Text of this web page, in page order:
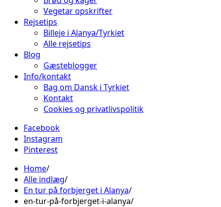
Vegetar opskrifter
Rejsetips
Billeje i Alanya/Tyrkiet
Alle rejsetips
Blog
Gæsteblogger
Info/kontakt
Bag om Dansk i Tyrkiet
Kontakt
Cookies og privatlivspolitik
Facebook
Instagram
Pinterest
Home
Alle indlæg
En tur på forbjerget i Alanya
en-tur-på-forbjerget-i-alanya